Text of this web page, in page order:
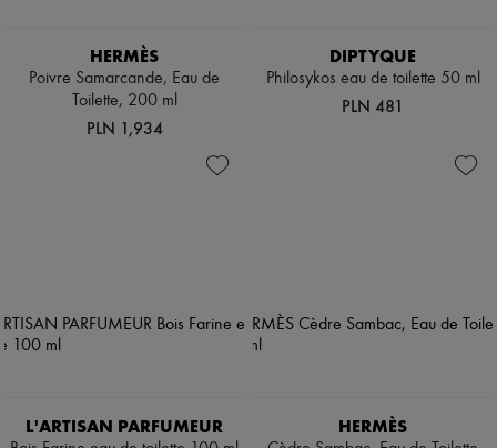
HERMÈS
Poivre Samarcande, Eau de
Toilette, 200 ml
PLN 1,934
DIPTYQUE
Philosykos eau de toilette 50 ml
PLN 481
L'ARTISAN PARFUMEUR HERMÈS